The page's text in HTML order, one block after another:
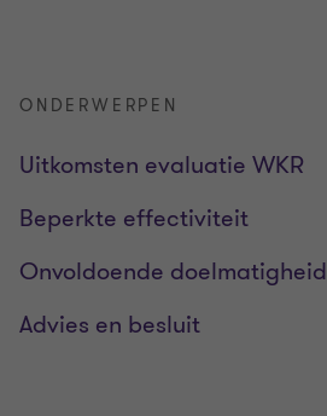
ONDERWERPEN
Uitkomsten evaluatie WKR
Beperkte effectiviteit
Onvoldoende doelmatigheid
Advies en besluit